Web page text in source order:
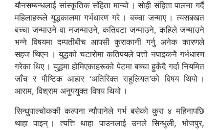
यौनसम्बन्धलाई सांस्कृतिक संहिता मान्यो । सोही संहिता पालना गर्दै
महिलाहरूले युद्धकालमा गर्भधारण गरे । बच्चा जन्माए । त्यसबखत
बच्चा जन्माउने वा नजन्माउने, कतिवटा जन्माउने, कहिले जन्माउने
भन्ने विषयमा दम्पतीबीच आपसी कुराकानी गर्नु अनेक कारणले
सहज थिएन । युद्धको चटारोमा कतिपयले पत्तो नपाइकनै गर्भधारण
गरेका थिए । युद्धमा होमिएकाहरूको पेटमा बच्चा हुर्कंदै गर्दा नियमित
जाँच र पौष्टिक आहार ‘अतिरिक्त सहुलियत’को विषय थियो ।
आराम, विश्राम अनुपयुक्त विषय थियो ।
सिन्धुपाल्चोककी कल्पना न्यौपानेले गर्भ बसेको कुरा ४ महिनापछि
थाहा पाइन् । त्यत्ति थाहा पाउनलाई उनले सिन्धुली, भोजपुर,